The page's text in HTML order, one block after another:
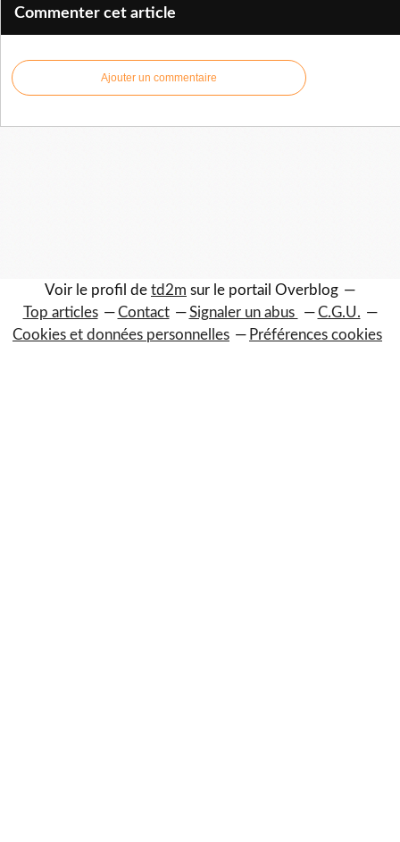
Commenter cet article
Ajouter un commentaire
Voir le profil de td2m sur le portail Overblog
Top articles
Contact Signaler un abus
C.G.U.
Cookies et données personnelles
Préférences cookies